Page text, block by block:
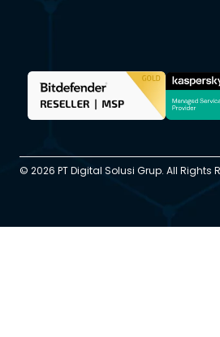
© 2026 PT Digital Solusi Grup. All Rights